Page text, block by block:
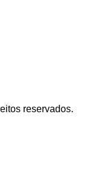
reservados.